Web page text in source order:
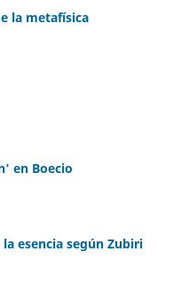
la metafísica
en Boecio
esencia según Zubiri